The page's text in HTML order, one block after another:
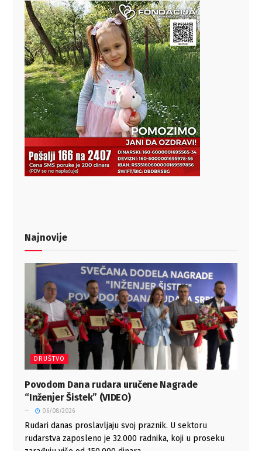
Najnovije
DRUŠTVO
Povodom Dana rudara uručene Nagrade
“Inženjer Šistek” (VIDEO)
06/08/2026
Rudari danas proslavljaju svoj praznik. U sektoru
rudarstva zaposleno je 32.000 radnika, koji u proseku